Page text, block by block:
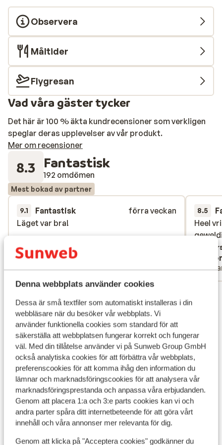
Denna webbplats använder cookies
Dessa är små textfiler som automatiskt installeras i din
webbläsare när du besöker vår webbplats. Vi
använder funktionella cookies som standard för att
säkerställa att webbplatsen fungerar korrekt och fungerar
väl. Med din tillåtelse använder vi på Sunweb Group GmbH
också analytiska cookies för att förbättra vår webbplats,
preferenscookies för att komma ihåg den information du
lämnar och marknadsföringscookies för att analysera vår
marknadsföringsprestanda och anpassa våra erbjudanden.
Genom att placera 1:a och 3:e parts cookies kan vi och
andra parter spåra ditt internetbeteende för att göra vårt
innehåll och våra annonser mer relevanta för dig.
Genom att klicka på "Acceptera cookies" godkänner du
Observera
Måltider
Flygresan
Vad våra gäster tycker
Det här är 100 % äkta kundrecensioner som verkligen
speglar deras upplevelser av vår produkt.
Mer om recensioner
8.3 Fantastisk
192 omdömen
Mest bokad av partner
9.1 Fantastisk
förra veckan
Läget var bra!
Läget var bra!
Anonym
Vänner
8.5
Heel
Heel
Läge
Visa på karta
I området
Avstånd till stranden ca 10 m (kiselstenstrand,